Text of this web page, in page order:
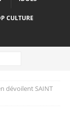
CULTURE
dévoilent SAINT